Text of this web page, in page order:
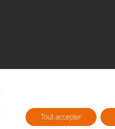
Tout accepter